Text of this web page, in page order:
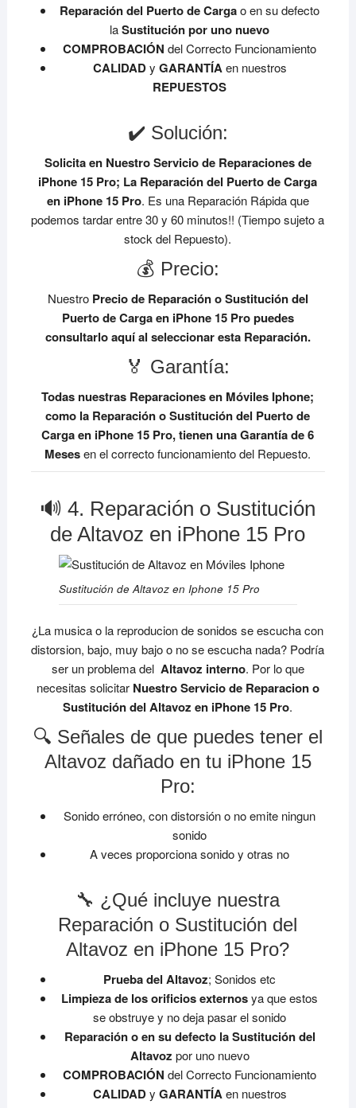
Reparación del Puerto de Cargao en su defecto
laSustitución por uno nuevo
COMPROBACIÓNdel Correcto Funcionamiento
CALIDADy GARANTÍAen nuestros
REPUESTOS
✔️ Solución:
Solicita en Nuestro Servicio de Reparaciones de
iPhone 15 Pro; La Reparación del Puerto de Carga
en iPhone 15 Pro. Es una Reparación Rápida que
podemos tardar entre 30 y 60 minutos!! (Tiempo sujeto a
stock del Repuesto).
💰 Precio:
Nuestro Precio de Reparación o Sustitución del
Puerto de Carga en iPhone 15 Propuedes
consultarlo aquí al seleccionar esta Reparación.
🏅 Garantía:
Todas nuestras Reparaciones en Móviles Iphone;
como la Reparación o Sustitución del Puerto de
Carga en iPhone 15 Pro, tienen una Garantía de 6
Mesesen el correcto funcionamiento del Repuesto.
🔊 4. Reparación o Sustitución
de Altavoz en iPhone 15 Pro
Sustitución de Altavoz en Iphone 15 Pro
¿La musica o la reproducion de sonidos se escucha con
distorsion, bajo, muy bajo o no se escucha nada? Podría
ser un problema del Altavoz interno. Por lo que
necesitas solicitar Nuestro Servicio de Reparacion o
Sustitución del Altavoz en iPhone 15 Pro.
🔍 Señales de que puedes tener el
Altavoz dañado en tu iPhone 15
Pro:
Sonido erróneo, con distorsión o no emite ningun
sonido
A veces proporciona sonido y otras no
🔧 ¿Qué incluye nuestra
Reparación o Sustitución del
Altavoz en iPhone 15 Pro?
Prueba del Altavoz; Sonidos etc
Limpieza de los orificios externosya que estos
se obstruye y no deja pasar el sonido
Reparación o en su defecto la Sustitución del
Altavoz por uno nuevo
COMPROBACIÓNdel Correcto Funcionamiento
CALIDADy GARANTÍAen nuestros